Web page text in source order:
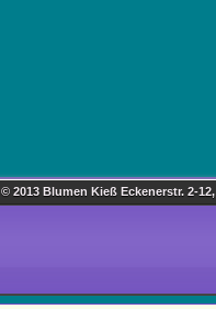
© 2013 Blumen Kieß Eckenerstr. 2-